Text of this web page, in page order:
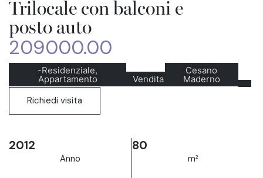
Trilocale con balconi e
posto auto
209000.00
-Residenziale,
Appartamento Vendita
Cesano
Maderno
Richiedi visita
2012
Anno
80
m²